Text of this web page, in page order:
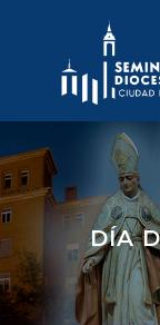
DÍA